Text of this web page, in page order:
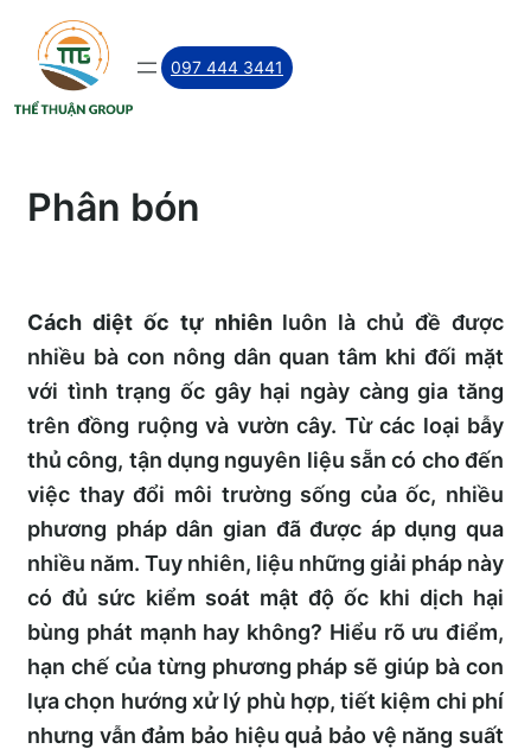
Skip
content
097 444 3441
Phân bón
Cách diệt ốc tự nhiênluôn là chủ đề được
nhiều bà con nông dân quan tâm khi đối mặt
với tình trạng ốc gây hại ngày càng gia tăng
trên đồng ruộng và vườn cây. Từ các loại bẫy
thủ công, tận dụng nguyên liệu sẵn có cho đến
việc thay đổi môi trường sống của ốc, nhiều
phương pháp dân gian đã được áp dụng qua
nhiều năm. Tuy nhiên, liệu những giải pháp này
có đủ sức kiểm soát mật độ ốc khi dịch hại
bùng phát mạnh hay không? Hiểu rõ ưu điểm,
hạn chế của từng phương pháp sẽ giúp bà con
lựa chọn hướng xử lý phù hợp, tiết kiệm chi phí
nhưng vẫn đảm bảo hiệu quả bảo vệ năng suất